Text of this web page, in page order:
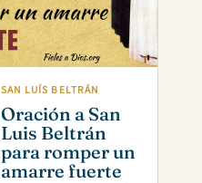
SAN LUÍS BELTRÁN
Oración a San
Luis Beltrán
para romper un
amarre fuerte